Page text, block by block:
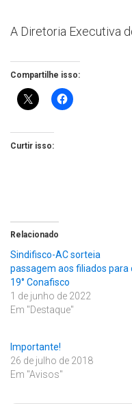
A Diretoria Executiva
Compartilhe isso:
Curtir isso:
Relacionado
Sindifisco-AC sorteia
passagem aos filiados para
19° Conafisco
1 de junho de 2022
Em "Destaque"
Importante!
26 de julho de 2018
Em "Avisos"